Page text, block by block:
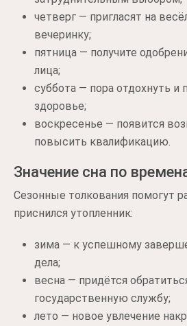
четверг — пригласят на
вечеринку;
пятница — получите
лица;
суббота — пора отдохнуть и
здоровье;
воскресенье — появится
повысить квалификацию.
Значение сна по
Сезонные толкования помогут
приснился утопленник:
зима — к успешному
дела;
весна — придётся
государственную службу;
лето — новое увлечение